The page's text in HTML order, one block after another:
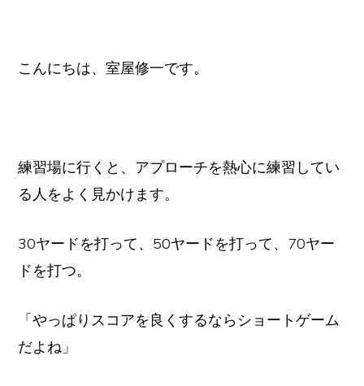
こんにちは、室屋修一です。
練習場に行くと、アプローチを熱心に練習してい
る人をよく見かけます。
30ヤードを打って、50ヤードを打って、70ヤー
ドを打つ。
「やっぱりスコアを良くするならショートゲーム
だよね」